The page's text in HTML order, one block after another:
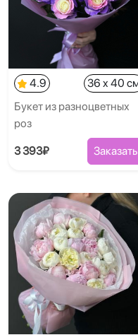
4.9
36 x 40
Букет из разноцветных
роз
3 393₽ Заказать